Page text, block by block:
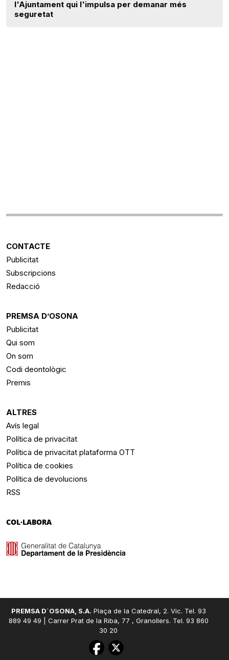
l'Ajuntament qui l'impulsa per demanar més
seguretat
CONTACTE
Publicitat
Subscripcions
Redacció
PREMSA D’OSONA
Publicitat
Qui som
On som
Codi deontològic
Premis
ALTRES
Avís legal
Política de privacitat
Política de privacitat plataforma OTT
Política de cookies
Política de devolucions
RSS
COL·LABORA
PREMSA D´OSONA, S.A. Plaça de la Catedral, 2. Vic. Tel. 93
889 49 49 | Carrer Prat de la Riba, 77 , Granollers. Tel. 93 860
30 20